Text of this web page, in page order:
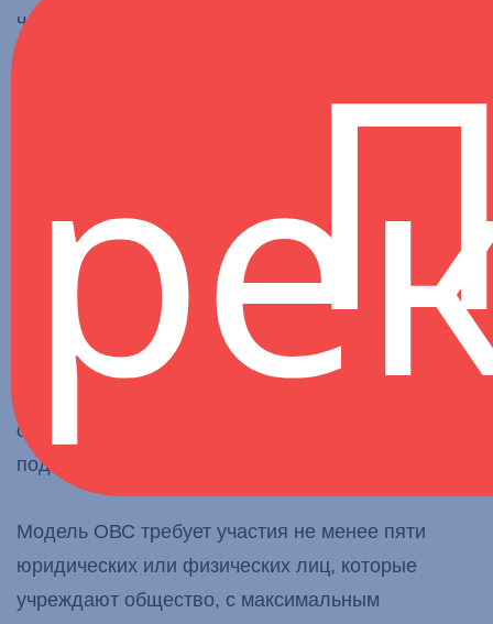
членов — туроператоров и других организаций,
Федеральным законом № 286-ФЗ от 29 ноября
единства, обеспечивая страховые решения,
адаптированные к специфическим потребностям
туристической отрасли. В отличие от
коммерческих страховщиков, ОВС принадлежит
и управляется его членами, которые
страховщиками, что способствует прозрачности и
подотчетности.
Модель ОВС требует участия не менее пяти
юридических или физических лиц, которые
учреждают общество, с максимальным